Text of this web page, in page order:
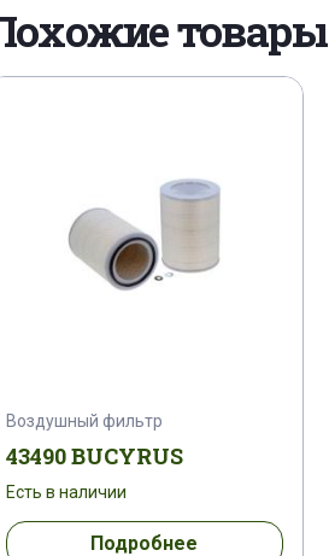
товары
Воздушный фильтр
43490 BUCYRUS
Есть в наличии
Подробнее